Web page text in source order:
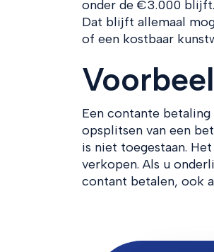
onder de €3.000
Dat blijft allemaal
of een kostbaar
Een contante
opsplitsen van een
is niet toegestaan.
verkopen. Als u
contant betalen, ook